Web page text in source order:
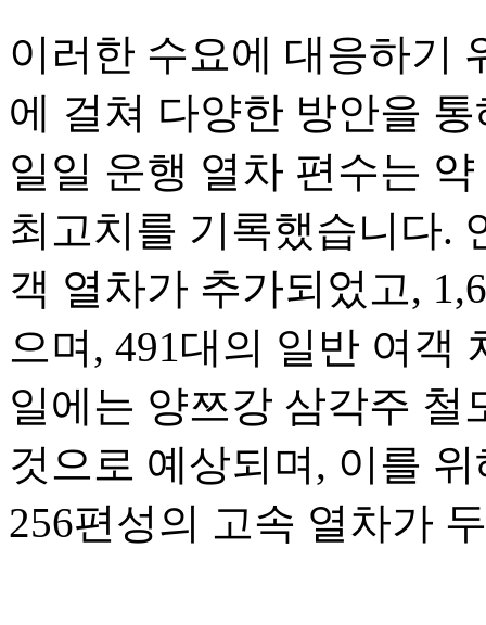
이러한 수요에 대응하기
에 걸쳐 다양한 방안을
일일 운행 열차 편수는
최고치를 기록했습니다.
객 열차가 추가되었고,
으며, 491대의 일반 여객
일에는 양쯔강 삼각주 철
것으로 예상되며, 이를
256편성의 고속 열차가